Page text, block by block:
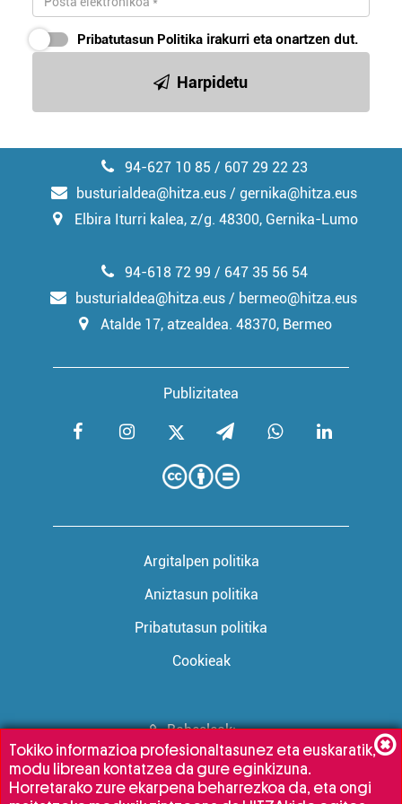
Pribatutasun Politika irakurri eta onartzen dut.
Harpidetu
94-627 10 85 / 607 29 22 23
busturialdea@hitza.eus / gernika@hitza.eus
Elbira Iturri kalea, z/g. 48300, Gernika-Lumo
Publizitatea
94-618 72 99 / 647 35 56 54
busturialdea@hitza.eus / bermeo@hitza.eus
Atalde 17, atzealdea. 48370, Bermeo
Argitalpen politika
Aniztasun politika
Pribatutasun politika
Cookieak
Babesleak:
Tokiko informazioa profesionaltasunez eta euskaratik,
modu librean kontatzea da gure eginkizuna.
Horretarako zure ekarpena beharrezkoa da, eta ongi